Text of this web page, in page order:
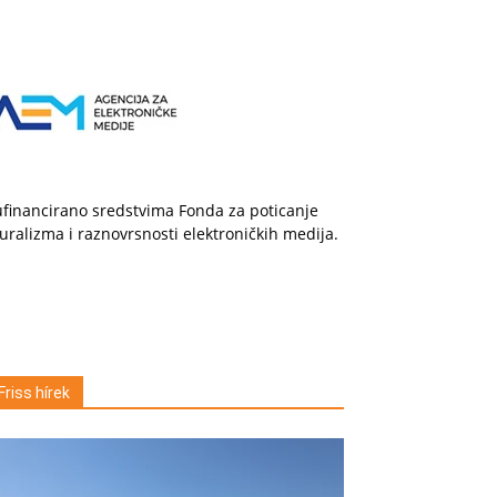
sredstvima Fonda za poticanje
i raznovrsnosti elektroničkih medija.
Friss hírek